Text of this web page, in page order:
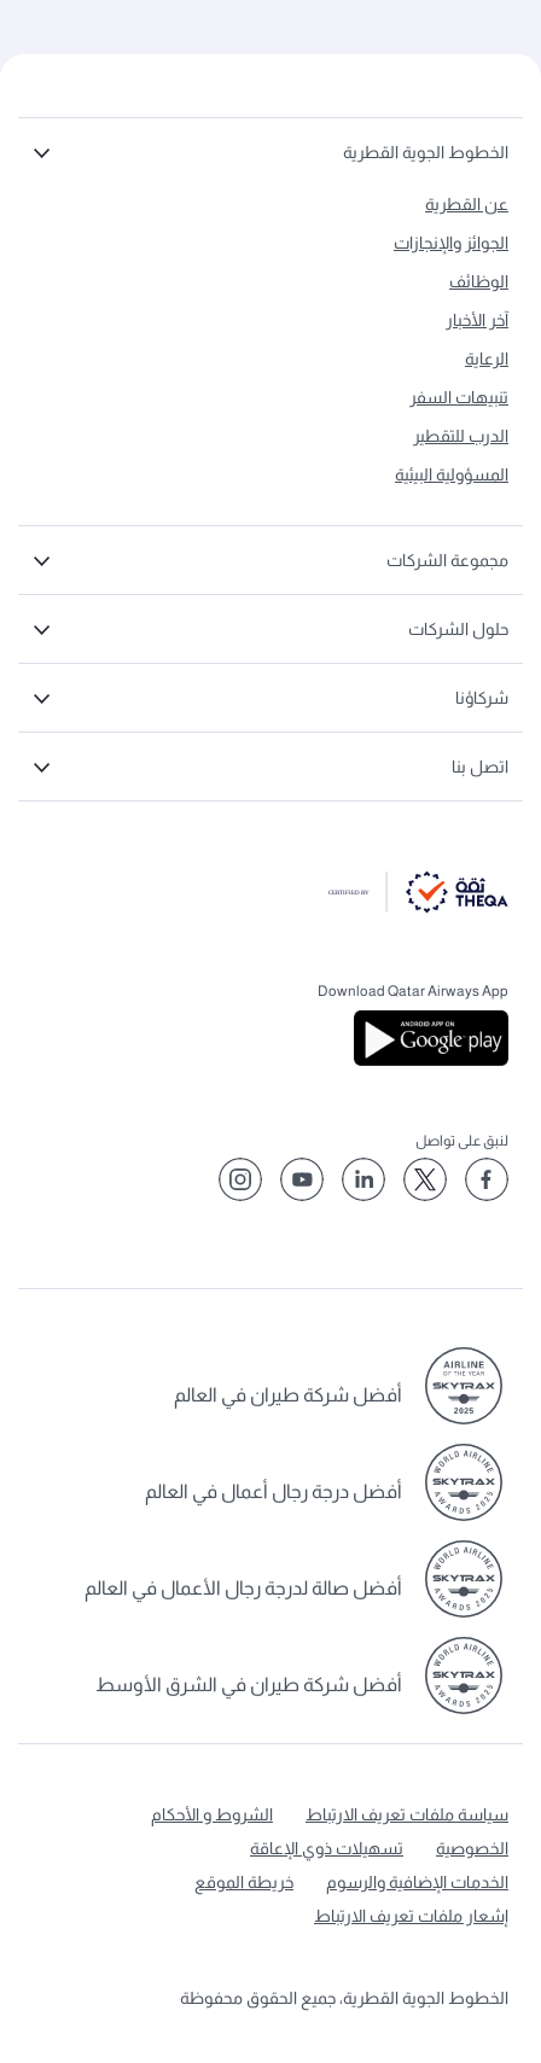
الخطوط الجوية القطرية
عن القطرية
الجوائز والإنجازات
الوظائف
آخر الأخبار
الرعاية
تنبيهات السفر
الدرب للتقطير
المسؤولية البيئية
مجموعة الشركات
حلول الشركات
شركاؤنا
اتصل بنا
Download Qatar Airways App
لنبق على تواصل
أفضل شركة طيران في العالم
أفضل درجة رجال أعمال في العالم
أفضل صالة لدرجة رجال الأعمال في العالم
أفضل شركة طيران في الشرق الأوسط
سياسة ملفات تعريف الارتباط
الشروط و الأحكام
الخصوصية
تسهيلات ذوي الإعاقة
الخدمات الإضافية والرسوم
خريطة الموقع
إشعار ملفات تعريف الارتباط
الخطوط الجوية القطرية، جميع الحقوق محفوظة